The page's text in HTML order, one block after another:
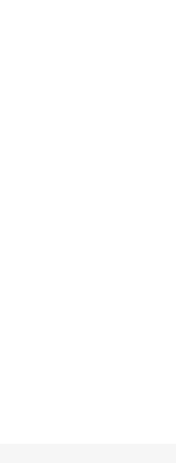
on useampi